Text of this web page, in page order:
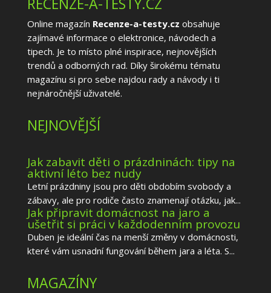
Online magazín Recenze-a-testy.cz obsahuje
zajímavé informace o elektronice, návodech a
tipech. Je to místo plné inspirace, nejnovějších
trendů a odborných rad. Díky širokému tématu
magazínu si pro sebe najdou rady a návody i ti
nejnáročnější uživatelé.
NEJNOVĚJŠÍ
Jak zabavit děti o prázdninách: tipy na
aktivní léto bez nudy
Letní prázdniny jsou pro děti obdobím svobody a
zábavy, ale pro rodiče často znamenají otázku, jak...
Jak připravit domácnost na jaro a
ušetřit si práci v každodenním provozu
Duben je ideální čas na menší změny v domácnosti,
které vám usnadní fungování během jara a léta. S...
MAGAZÍNY